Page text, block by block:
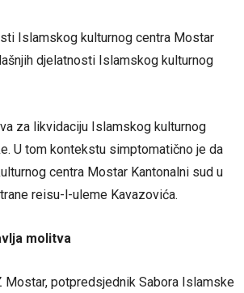
Islamskog kulturnog centra Mostar
djelatnosti Islamskog kulturnog
za likvidaciju Islamskog kulturnog
U tom kontekstu simptomatično je da
centra Mostar Kantonalni sud u
reisu-l-uleme Kavazovića.
molitva
potpredsjednik Sabora Islamske